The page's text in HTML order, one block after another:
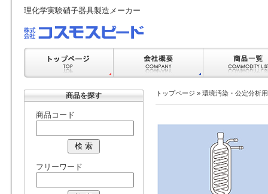
理化学実験硝子器具製造メーカー
商品を探す
商品コード
フリーワード
トップページ » 環境汚染・公定分析